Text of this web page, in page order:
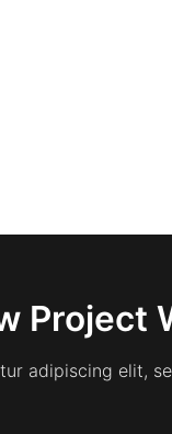
Project
adipiscing elit,